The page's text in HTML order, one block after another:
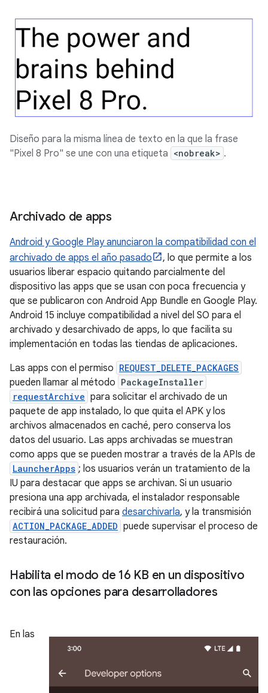
Diseño para la misma línea de texto en la que la frase
"Pixel 8 Pro" se une con una etiqueta <nobreak> .
Archivado de apps
Android y Google Play anunciaron la compatibilidad con el
archivado de apps el año pasado
, lo que permite a los
usuarios liberar espacio quitando parcialmente del
dispositivo las apps que se usan con poca frecuencia y
que se publicaron con Android App Bundle en Google Play.
Android 15 incluye compatibilidad a nivel del SO para el
archivado y desarchivado de apps, lo que facilita su
implementación en todas las tiendas de aplicaciones.
Las apps con el permiso REQUEST_DELETE_PACKAGES
pueden llamar al método PackageInstaller
requestArchive para solicitar el archivado de un
paquete de app instalado, lo que quita el APK y los
archivos almacenados en caché, pero conserva los
datos del usuario. Las apps archivadas se muestran
como apps que se pueden mostrar a través de la APIs de
LauncherApps ; los usuarios verán un tratamiento de la
IU para destacar que apps se archivan. Si un usuario
presiona una app archivada, el instalador responsable
recibirá una solicitud para desarchivarla, y la transmisión
ACTION_PACKAGE_ADDED puede supervisar el proceso de
restauración.
Habilita el modo de 16 KB en un dispositivo
con las opciones para desarrolladores
En las